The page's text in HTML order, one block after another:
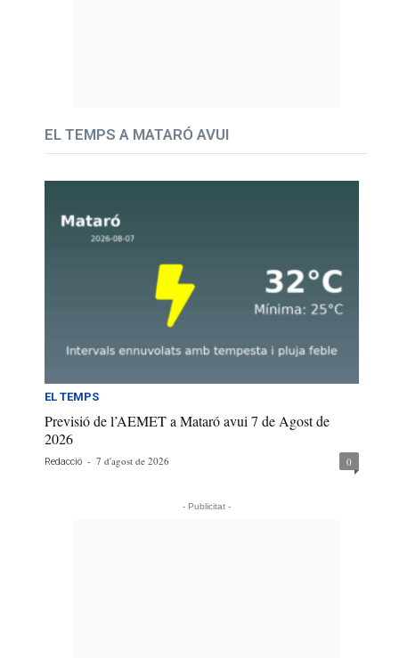
EL TEMPS A MATARÓ AVUI
EL TEMPS
Previsió de l’AEMET a Mataró avui 7 de Agost de
2026
Redacció - 7 d'agost de 2026 0
- Publicitat -